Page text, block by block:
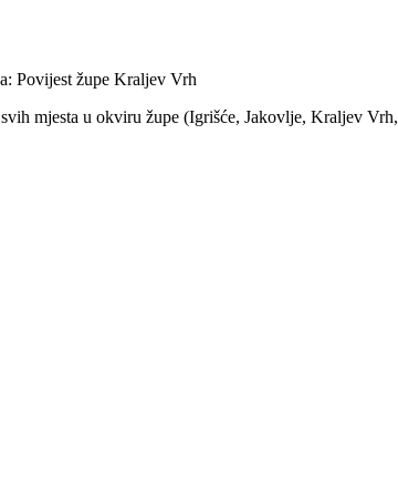
Povijest župe Kraljev Vrh
mjesta u okviru župe (Igrišće, Jakovlje, Kraljev Vrh,